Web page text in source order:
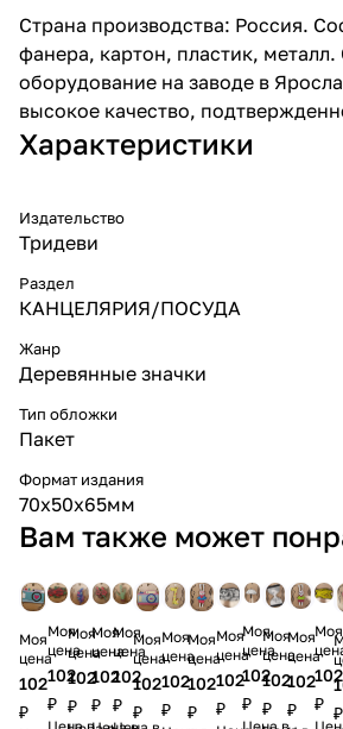
Страна производства: Россия.
фанера, картон, пластик,
оборудование на заводе в
высокое качество,
Характеристики
Издательство
Тридеви
Раздел
КАНЦЕЛЯРИЯ/ПОСУДА
Жанр
Деревянные значки
Тип обложки
Пакет
Формат издания
70х50х65мм
Вам также может
Моя
цена
102
₽
Моя
цена
102
₽
Моя
цена
102
₽
Моя
цена
102
₽
Моя
цена
102
₽
Моя
цена
102
₽
Моя
цена
102
₽
Моя
цена
102
₽
Моя
цена
102
₽
Моя
цена
102
₽
Моя
цена
102
₽
Моя
цена
102
₽
Моя
102
₽ ₽